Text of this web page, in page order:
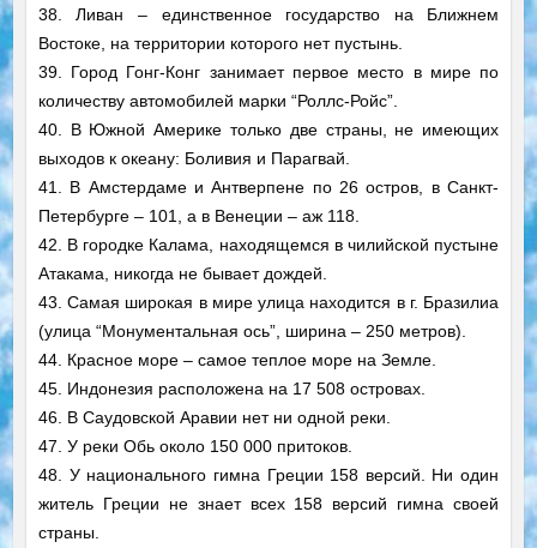
38. Ливан – единственное государство на Ближнем
Востоке, на территории которого нет пустынь.
39. Город Гонг-Конг занимает первое место в мире по
количеству автомобилей марки “Роллс-Ройс”.
40. В Южной Америке только две страны, не имеющих
выходов к океану: Боливия и Парагвай.
41. В Амстердаме и Антверпене по 26 остров, в Санкт-
Петербурге – 101, а в Венеции – аж 118.
42. В городке Калама, находящемся в чилийской пустыне
Атакама, никогда не бывает дождей.
43. Самая широкая в мире улица находится в г. Бразилиа
(улица “Монументальная ось”, ширина – 250 метров).
44. Красное море – самое теплое море на Земле.
45. Индонезия расположена на 17 508 островах.
46. В Саудовской Аравии нет ни одной реки.
47. У реки Обь около 150 000 притоков.
48. У национального гимна Греции 158 версий. Ни один
житель Греции не знает всех 158 версий гимна своей
страны.